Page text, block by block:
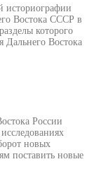
историографии
Востока СССР в
которого
Дальнего Востока
России
новых
поставить новые